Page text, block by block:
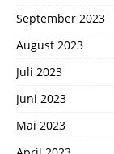
September 2023
August 2023
Juli 2023
Juni 2023
Mai 2023